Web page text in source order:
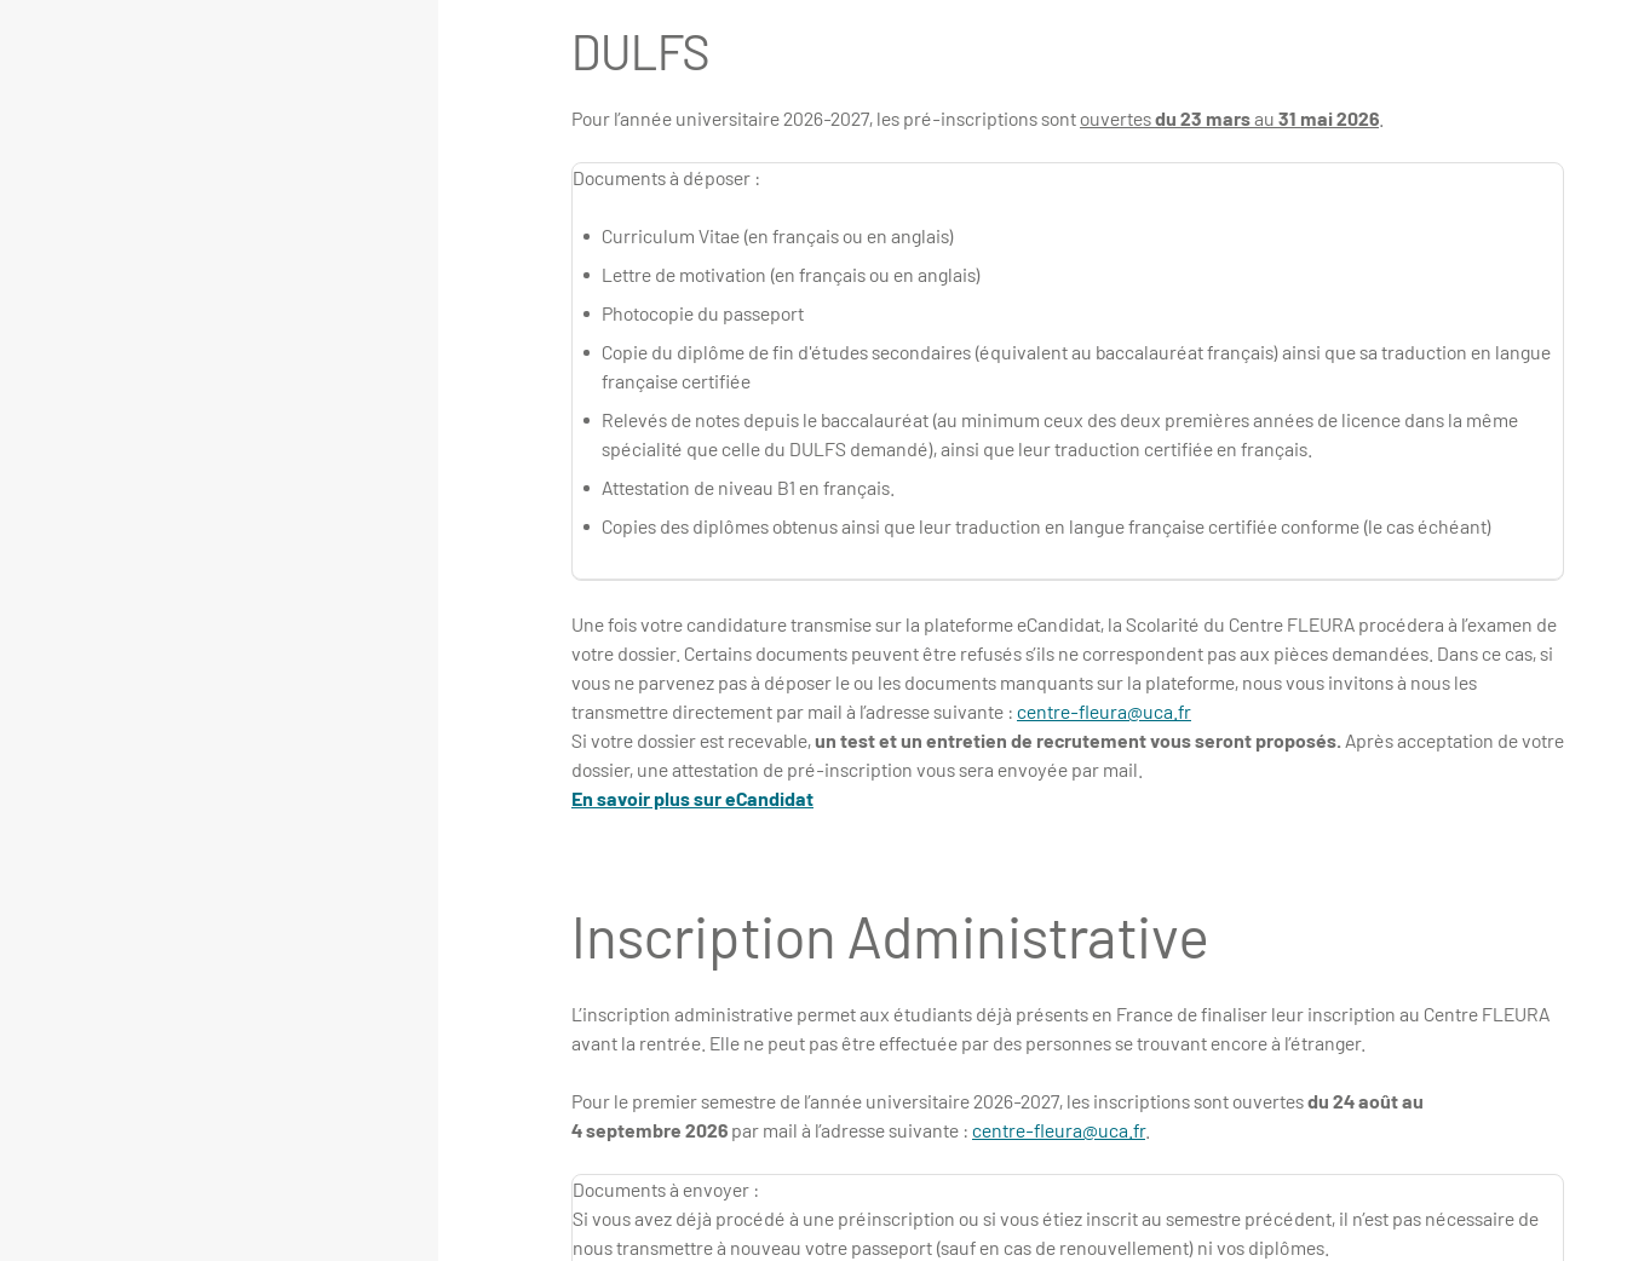
DULFS
Pour l’année universitaire 2026-2027, les pré-inscriptions sontouvertesdu 23 marsau 31 mai 2026.
Documents à déposer :
Curriculum Vitae (en français ou en anglais)
Lettre de motivation (en français ou en anglais)
Photocopie du passeport
Copie du diplôme de fin d'études secondaires (équivalent au baccalauréat français) ainsi que sa traduction en langue
française certifiée
Relevés de notes depuis le baccalauréat (au minimum ceux des deux premières années de licence dans la même
spécialité que celle du DULFS demandé), ainsi que leur traduction certifiée en français.
Attestation de niveau B1 en français.
Copies des diplômes obtenus ainsi que leur traduction en langue française certifiée conforme (le cas échéant)
Une fois votre candidature transmise sur la plateforme eCandidat, la Scolarité du Centre FLEURA procédera à l’examen de
votre dossier. Certains documents peuvent être refusés s’ils ne correspondent pas aux pièces demandées. Dans ce cas, si
vous ne parvenez pas à déposer le ou les documents manquants sur la plateforme, nous vous invitons à nous les
transmettre directement par mail à l’adresse suivante : centre-fleura@uca.fr
Si votre dossier est recevable,un test et un entretien de recrutement vous seront proposés. Après acceptation de votre
dossier, une attestation de pré-inscription vous sera envoyée par mail.
En savoir plus sur eCandidat
Inscription Administrative
L’inscription administrative permet aux étudiants déjà présents en France de finaliser leur inscription au Centre FLEURA
avant la rentrée. Elle ne peut pas être effectuée par des personnes se trouvant encore à l’étranger.
Pour le premier semestre de l’année universitaire 2026-2027, les inscriptions sont ouvertesdu 24 août au
4 septembre 2026par mail à l’adresse suivante : centre-fleura@uca.fr.
Documents à envoyer :
Si vous avez déjà procédé à une préinscription ou si vous étiez inscrit au semestre précédent, il n’est pas nécessaire de
nous transmettre à nouveau votre passeport (sauf en cas de renouvellement) ni vos diplômes.